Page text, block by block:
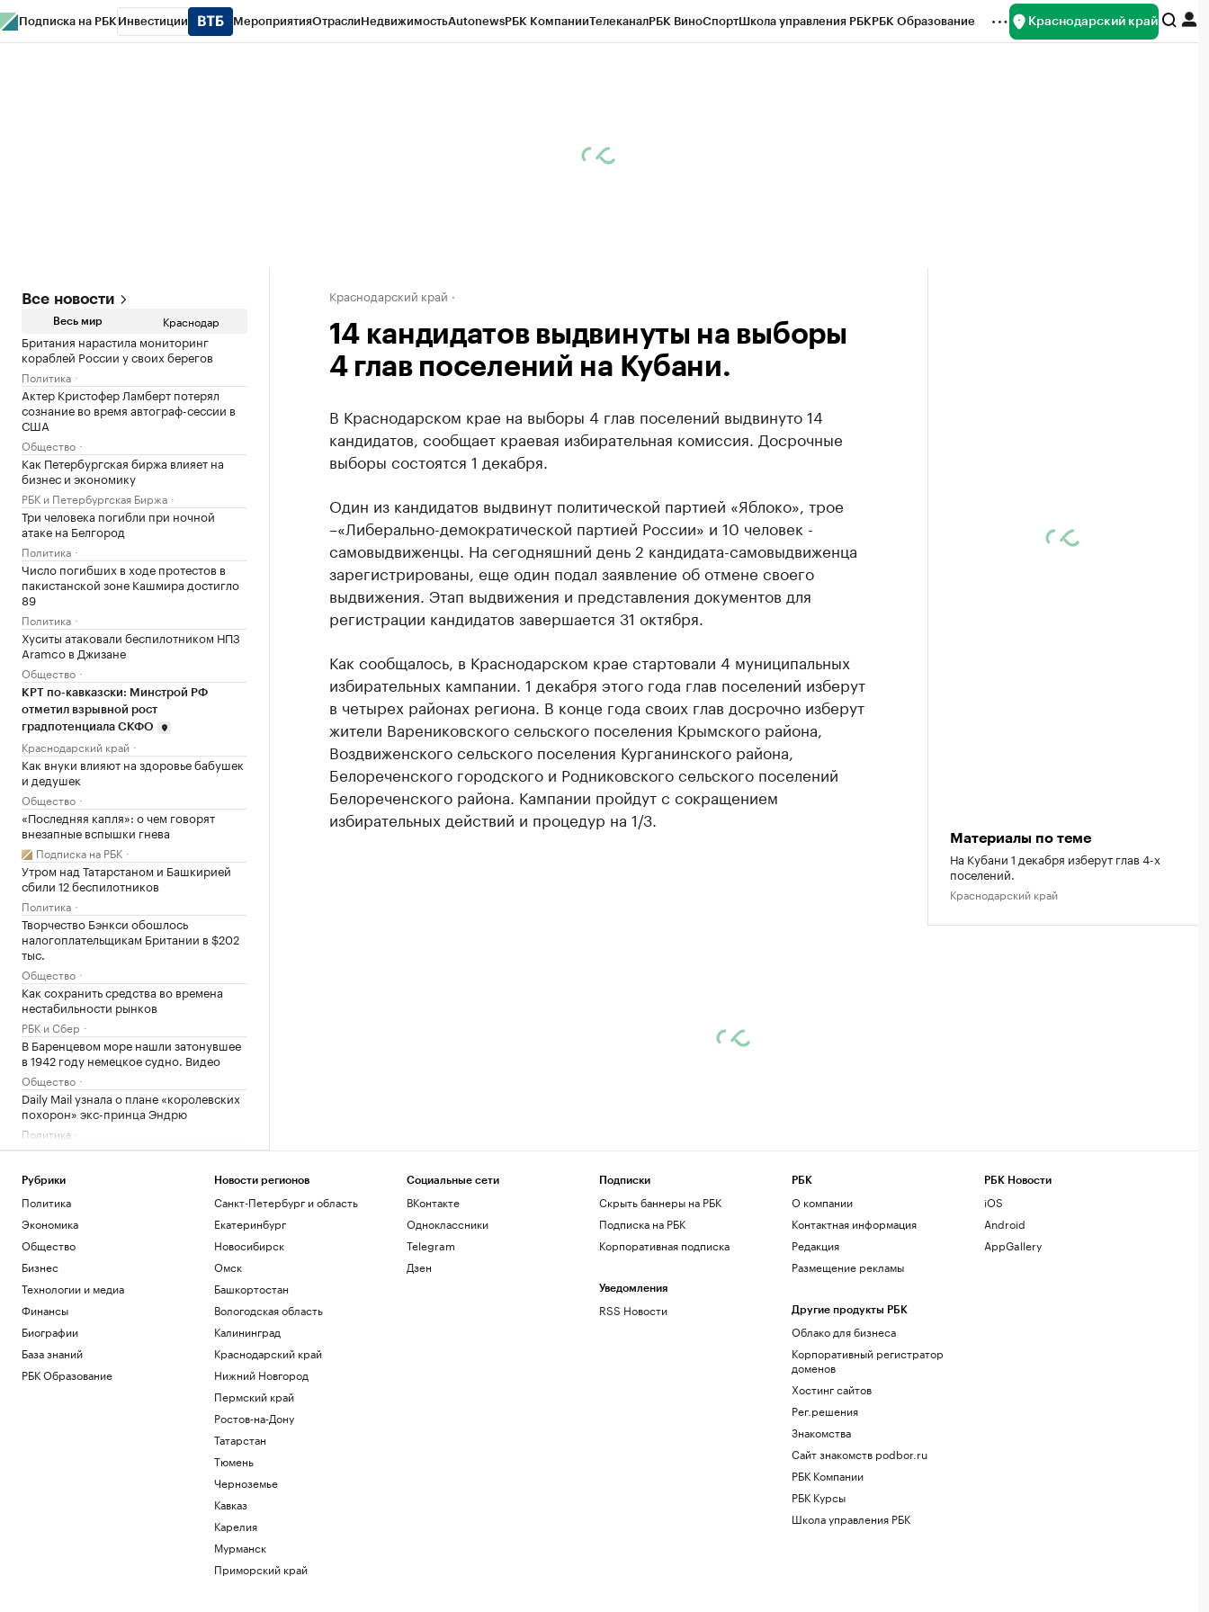
Подписка на РБК Инвестиции МероприятияОтраслиНедвижимостьAutonewsРБК КомпанииТелеканалРБК ВиноСпортШкола управления РБКРБК Образование Краснодарский край
Все новости
Весь мир Краснодар
Британия нарастила мониторинг
кораблей России у своих берегов
Политика
Актер Кристофер Ламберт потерял
сознание во время автограф-сессии в
США
Общество
Как Петербургская биржа влияет на
бизнес и экономику
РБК и Петербургская Биржа
Три человека погибли при ночной
атаке на Белгород
Политика
Число погибших в ходе протестов в
пакистанской зоне Кашмира достигло
89
Политика
Хуситы атаковали беспилотником НПЗ
Aramco в Джизане
Общество
КРТ по-кавказски: Минстрой РФ
отметил взрывной рост
градпотенциала СКФО
Краснодарский край
Как внуки влияют на здоровье бабушек
и дедушек
Общество
«Последняя капля»: о чем говорят
внезапные вспышки гнева
Подписка на РБК
Утром над Татарстаном и Башкирией
сбили 12 беспилотников
Политика
Творчество Бэнкси обошлось
налогоплательщикам Британии в $202
тыс.
Общество
Как сохранить средства во времена
нестабильности рынков
РБК и Сбер
В Баренцевом море нашли затонувшее
в 1942 году немецкое судно. Видео
Общество
Daily Mail узнала о плане «королевских
похорон» экс-принца Эндрю
Политика
Эксперт «Альфа-Денег» рассказала,
Инвестиции
Миллиардеры скупают и строят
бункеры. Чего они боятся и куда хотят
бежать
Подписка на РБК
В Иране впервые за пять месяцев
показали кадры с Моджтабой Хаменеи.
Видео
Как облигационный долг помог решить
задачи реального бизнеса. Кейсы
РБК и МСП Банк
Военная операция на Украине. Онлайн
Почему инвесторы выбирают офисы в
Краснодарский край
14 кандидатов выдвинуты на выборы
4 глав поселений на Кубани.
В Краснодарском крае на выборы 4 глав поселений выдвинуто 14
кандидатов, сообщает краевая избирательная комиссия. Досрочные
выборы состоятся 1 декабря.
Один из кандидатов выдвинут политической партией «Яблоко», трое
–«Либерально-демократической партией России» и 10 человек -
самовыдвиженцы. На сегодняшний день 2 кандидата-самовыдвиженца
зарегистрированы, еще один подал заявление об отмене своего
выдвижения. Этап выдвижения и представления документов для
регистрации кандидатов завершается 31 октября.
Как сообщалось, в Краснодарском крае стартовали 4 муниципальных
избирательных кампании. 1 декабря этого года глав поселений изберут
в четырех районах региона. В конце года своих глав досрочно изберут
жители Варениковского сельского поселения Крымского района,
Воздвиженского сельского поселения Курганинского района,
Белореченского городского и Родниковского сельского поселений
Белореченского района. Кампании пройдут с сокращением
избирательных действий и процедур на 1/3.
Материалы по теме
На Кубани 1 декабря изберут глав 4-х
поселений.
Краснодарский край
Рубрики
Политика
Экономика
Общество
Бизнес
Технологии и медиа
Финансы
Биографии
База знаний
РБК Образование
Новости регионов
Санкт-Петербург и область
Екатеринбург
Новосибирск
Омск
Башкортостан
Вологодская область
Калининград
Краснодарский край
Нижний Новгород
Пермский край
Ростов-на-Дону
Татарстан
Тюмень
Черноземье
Кавказ
Карелия
Мурманск
Приморский край
Социальные сети
ВКонтакте
Одноклассники
Telegram
Дзен
Подписки
Скрыть баннеры на РБК
Подписка на РБК
Корпоративная подписка
Уведомления
RSS Новости
РБК
О компании
Контактная информация
Редакция
Размещение рекламы
Другие продукты РБК
Облако для бизнеса
Корпоративный регистратор
доменов
Хостинг сайтов
Рег.решения
Знакомства
Сайт знакомств podbor.ru
РБК Компании
РБК Курсы
Школа управления РБК
РБК Новости
iOS
Android
AppGallery